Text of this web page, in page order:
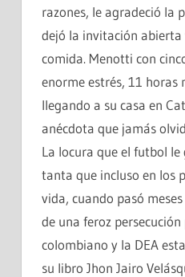
razones, le agradeció la
dejó la invitación
comida. Menotti con
enorme estrés, 11 horas
llegando a su casa en
anécdota que jamás
La locura que el futbol le
tanta que incluso en los
vida, cuando pasó
de una feroz
colombiano y la DEA
su libro Jhon Jairo